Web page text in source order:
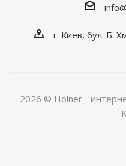
г. Киев, бул. Б.
2026 © Holner -